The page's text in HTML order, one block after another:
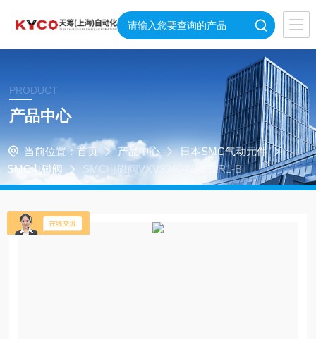
PRODUCT
产品中心
当前位置： 首页 产品中心
日本SMC气动元件
SMC电磁阀
SMC电磁阀VXV3340-03-1TLR1-B